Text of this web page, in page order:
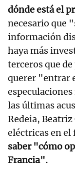
dónde está el
necesario que
información
haya más
terceros que
querer "entrar
las últimas
Redeia,
eléctricas en el
saber "cómo
Francia".